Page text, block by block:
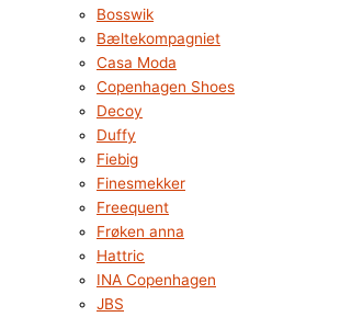
Bosswik
Bæltekompagniet
Casa Moda
Copenhagen Shoes
Decoy
Duffy
Fiebig
Finesmekker
Freequent
Frøken anna
Hattric
INA Copenhagen
JBS